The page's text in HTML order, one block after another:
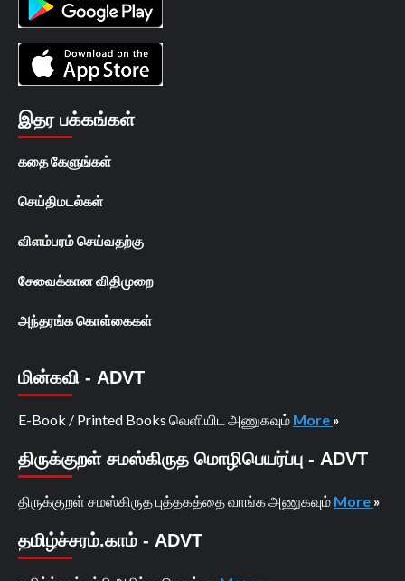
இதர பக்கங்கள்
கதை கேளுங்கள்
செய்திமடல்கள்
விளம்பரம் செய்வதற்கு
சேவைக்கான விதிமுறை
அந்தரங்க கொள்கைகள்
மின்கவி - ADVT
E-Book / Printed Books வெளியிட அணுகவும் More »
திருக்குறள் சமஸ்கிருத மொழிபெயர்ப்பு - ADVT
திருக்குறள் சமஸ்கிருத புத்தகத்தை வாங்க அணுகவும் More »
தமிழ்ச்சரம்.காம் - ADVT